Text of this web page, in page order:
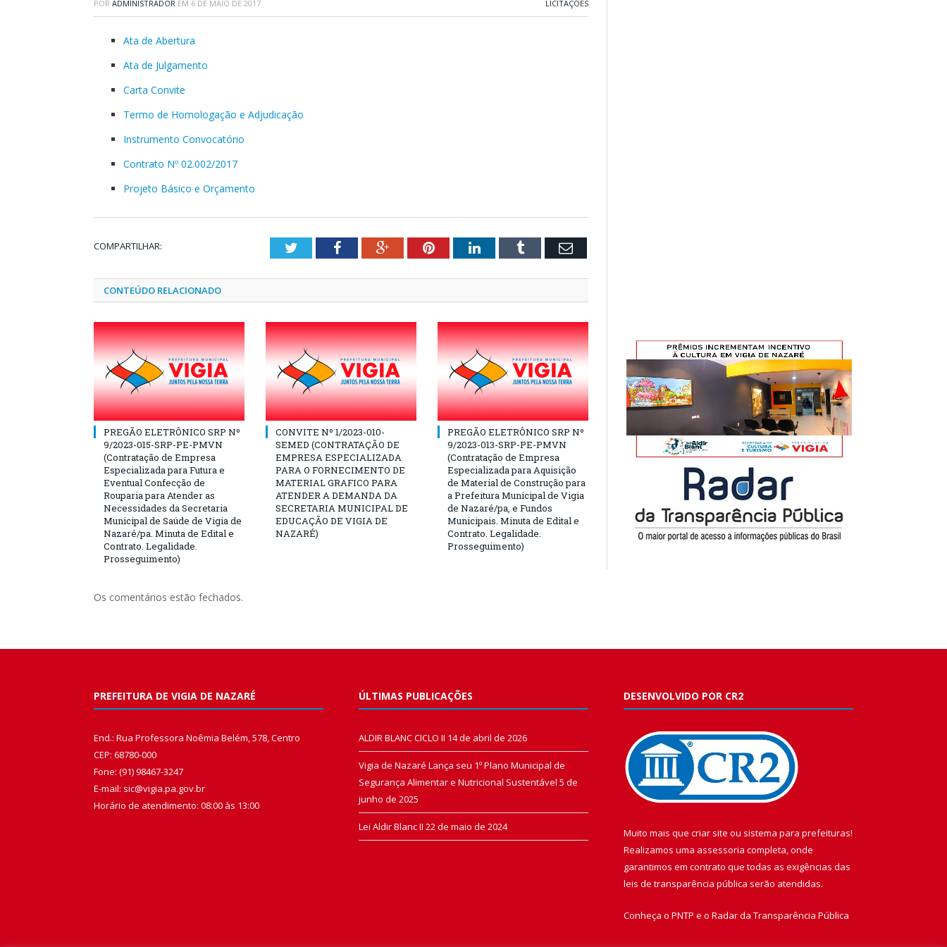
POR ADMINISTRADOR EM 6 DE MAIO DE 2017 LICITAÇÕES
Ata de Abertura
Ata de Julgamento
Carta Convite
Termo de Homologação e Adjudicação
Instrumento Convocatório
Contrato Nº 02.002/2017
Projeto Básico e Orçamento
COMPARTILHAR: TwitterFacebookGoogle+PinterestLinkedInTumblr Email
CONTEÚDO RELACIONADO
PREGÃO ELETRÔNICO SRP Nº
9/2023-015-SRP-PE-PMVN
(Contratação de Empresa
Especializada para Futura e
Eventual Confecção de
Rouparia para Atender as
Necessidades da Secretaria
Municipal de Saúde de Vigia de
Nazaré/pa. Minuta de Edital e
Contrato. Legalidade.
Prosseguimento)
CONVITE Nº 1/2023-010-
SEMED (CONTRATAÇÃO DE
EMPRESA ESPECIALIZADA
PARA O FORNECIMENTO DE
MATERIAL GRAFICO PARA
ATENDER A DEMANDA DA
SECRETARIA MUNICIPAL DE
EDUCAÇÃO DE VIGIA DE
NAZARÉ)
PREGÃO ELETRÔNICO SRP Nº
9/2023-013-SRP-PE-PMVN
(Contratação de Empresa
Especializada para Aquisição
de Material de Construção para
a Prefeitura Municipal de Vigia
de Nazaré/pa, e Fundos
Municipais. Minuta de Edital e
Contrato. Legalidade.
Prosseguimento)
Os comentários estão fechados.
PREFEITURA DE VIGIA DE NAZARÉ
End.: Rua Professora Noêmia Belém, 578, Centro
CEP: 68780-000
Fone: (91) 98467-3247
E-mail: sic@vigia.pa.gov.br
Horário de atendimento: 08:00 às 13:00
ÚLTIMAS PUBLICAÇÕES
ALDIR BLANC CICLO II 14 de abril de 2026
Vigia de Nazaré Lança seu 1º Plano Municipal de
Segurança Alimentar e Nutricional Sustentável 5 de
junho de 2025
Lei Aldir Blanc II 22 de maio de 2024
DESENVOLVIDO POR CR2
Muito mais que criar site ou sistema para prefeituras!
Realizamos uma assessoria completa, onde
garantimos em contrato que todas as exigências das
leis de transparência pública serão atendidas.
Conheça o PNTP e o Radar da Transparência Pública